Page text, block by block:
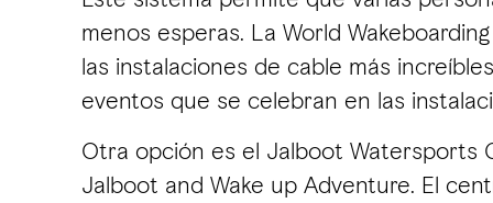
menos esperas. La World
las instalaciones de cable más
eventos que se celebran en las
Otra opción es el Jalboot Watersports
Jalboot and Wake up Adventure. El